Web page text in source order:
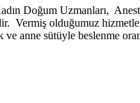
Doğum Uzmanları,
Vermiş olduğumuz
ve anne sütüyle beslenme